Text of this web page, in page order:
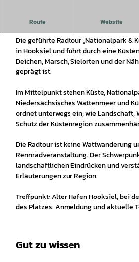
Route Website
Geführte Radtour zu Küste, Deichen,
Die geführte Radtour „Nationalpark &
in Hooksiel und führt durch eine
Deichen, Marsch, Sielorten und der
geprägt ist.
Im Mittelpunkt stehen Küste,
Niedersächsisches Wattenmeer und
ordnet unterwegs ein, wie Landschaft,
Schutz der Küstenregion
Die Radtour ist keine Wattwanderung
Rennradveranstaltung. Der
landschaftlichen Eindrücken und
Erläuterungen zur Region.
Treffpunkt: Alter Hafen Hooksiel, bei
des Platzes. Anmeldung und aktuelle
Gut zu wissen